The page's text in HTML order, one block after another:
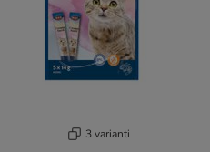
3 varianti